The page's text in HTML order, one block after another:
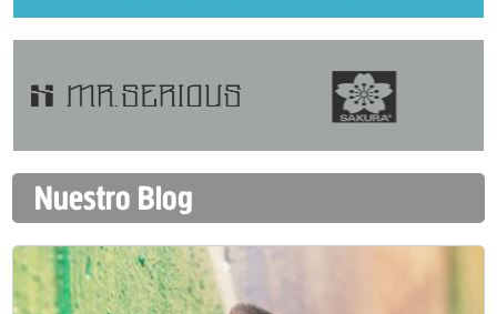
Nuestro Blog